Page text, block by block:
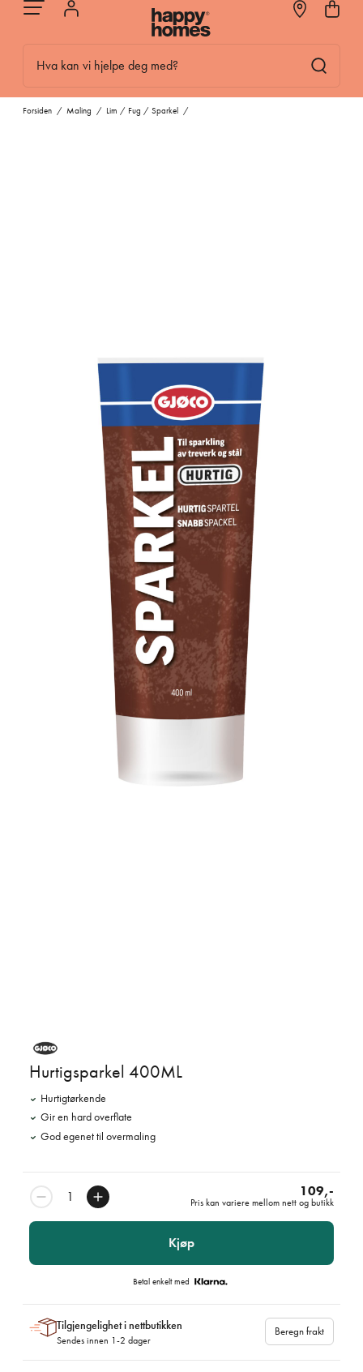
Hva kan vi hjelpe deg med?
Forsiden / Maling / Lim / Fug / Sparkel /
Hurtigsparkel 400ML
Hurtigtørkende
Gir en hard overflate
God egenet til overmaling
109,-
Pris kan variere mellom nett og butikk
Kjøp
Betal enkelt med
Tilgjengelighet i nettbutikken
Sendes innen 1-2 dager
Beregn frakt